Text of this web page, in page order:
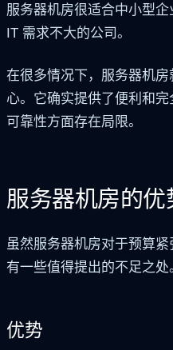
服务器机房很适合中小型
IT 需求不大的公司。
在很多情况下，服务器机
心。它确实提供了便利和
可靠性方面存在局限。
服务器机房的优
虽然服务器机房对于预算
有一些值得提出的不足之处
优势